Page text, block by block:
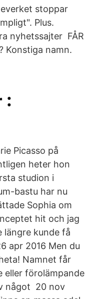
stoppar
Plus.
nyhetssajter FÅR
Konstiga namn.
:
Picasso på
heter hon
studion i
bastu har nu
Sophia om
hit och jag
längre kunde få
apr 2016 Men du
Namnet får
eller förolämpande
något 20 nov